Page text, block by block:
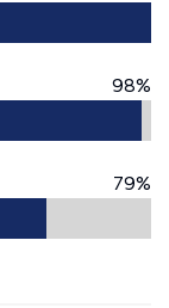
98%
79%